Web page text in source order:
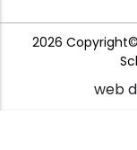
2026
web